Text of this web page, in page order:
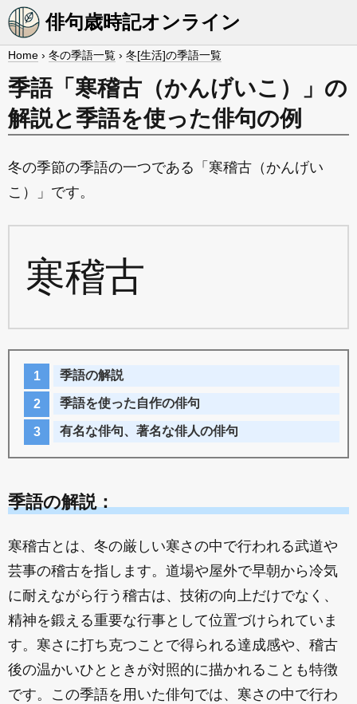
俳句歳時記オンライン
Home › 冬の季語一覧 › 冬[生活]の季語一覧
季語「寒稽古（かんげいこ）」の
解説と季語を使った俳句の例
冬の季節の季語の一つである「寒稽古（かんげい
こ）」です。
寒稽古
季語の解説
季語を使った自作の俳句
有名な俳句、著名な俳人の俳句
季語の解説：
寒稽古とは、冬の厳しい寒さの中で行われる武道や
芸事の稽古を指します。道場や屋外で早朝から冷気
に耐えながら行う稽古は、技術の向上だけでなく、
精神を鍛える重要な行事として位置づけられていま
す。寒さに打ち克つことで得られる達成感や、稽古
後の温かいひとときが対照的に描かれることも特徴
です。この季語を用いた俳句では、寒さの中で行わ